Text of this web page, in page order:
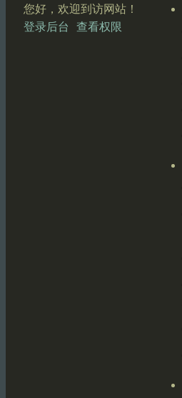
您好，欢迎到访网站！
登录后台 查看权限